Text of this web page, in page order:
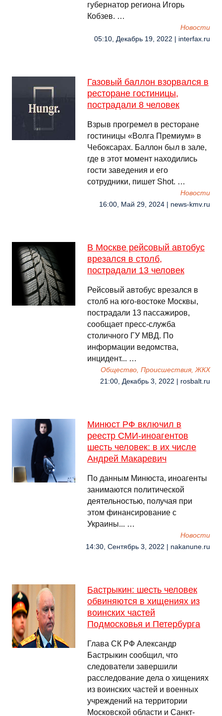
губернатор региона Игорь
Кобзев. …
Новости
05:10, Декабрь 19, 2022 | interfax.ru
Газовый баллон взорвался в
ресторане гостиницы,
пострадали 8 человек
Взрыв прогремел в ресторане
гостиницы «Волга Премиум» в
Чебоксарах. Баллон был в зале,
где в этот момент находились
гости заведения и его
сотрудники, пишет Shot. …
Новости
16:00, Май 29, 2024 | news-kmv.ru
В Москве рейсовый автобус
врезался в столб,
пострадали 13 человек
Рейсовый автобус врезался в
столб на юго-востоке Москвы,
пострадали 13 пассажиров,
сообщает пресс-служба
столичного ГУ МВД. По
информации ведомства,
инцидент... …
Общество, Происшествия, ЖКХ
21:00, Декабрь 3, 2022 | rosbalt.ru
Минюст РФ включил в
реестр СМИ-иноагентов
шесть человек: в их числе
Андрей Макаревич
По данным Минюста, иноагенты
занимаются политической
деятельностью, получая при
этом финансирование с
Украины... …
Новости
14:30, Сентябрь 3, 2022 | nakanune.ru
Бастрыкин: шесть человек
обвиняются в хищениях из
воинских частей
Подмосковья и Петербурга
Глава СК РФ Александр
Бастрыкин сообщил, что
следователи завершили
расследование дела о хищениях
из воинских частей и военных
учреждений на территории
Московской области и Санкт-